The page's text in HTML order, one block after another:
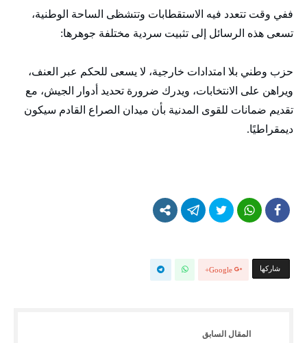
ففي وقت تتعدد فيه الاستقطابات وتتشظى الساحة الوطنية،
تسعى هذه الرسائل إلى تثبيت سردية مختلفة جوهرها:
حزب وطني بلا امتدادات خارجية، لا يسعى للحكم عبر العنف،
ويراهن على الانتخابات، ويدرك ضرورة تحديد أدوار الجيش، مع
تقديم ضمانات للقوى المدنية بأن ميدان الصراع القادم سيكون
ديمقراطيًا.
‫‫ شاركها‬ Google+